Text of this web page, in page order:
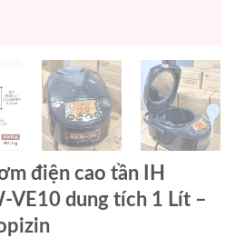
điện cao tần IH
VE10 dung tích 1 Lít –